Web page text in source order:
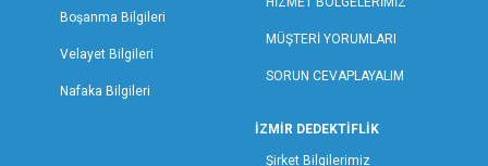
NİĞDE ÖZEL DEDEKTİFLİK
ORDU ÖZEL DEDEKTİFLİK
Boşanma Bilgileri
Velayet Bilgileri
Nafaka Bilgileri
MÜŞTERİ YORUMLARI
SORUN CEVAPLAYALIM
İZMİR DEDEKTİFLİK
Şirket Bilgilerimiz